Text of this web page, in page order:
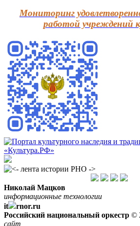
Мониторинг
работой учреждений
Николай Мацков
информационные технологии
it
rnor.ru
Российский национальный оркестр ©
сайт